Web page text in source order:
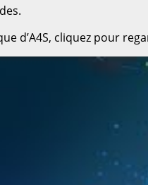
d’A4S, cliquez pour